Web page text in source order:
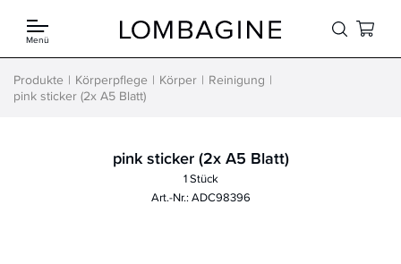
Menü
Produkte Körperpflege Körper
Reinigung
pink sticker (2x A5 Blatt)
pink sticker (2x A5 Blatt)
1 Stück
Art.-Nr.: ADC98396